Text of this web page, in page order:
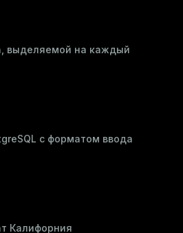
выделяемой на каждый
с форматом ввода
Калифорния